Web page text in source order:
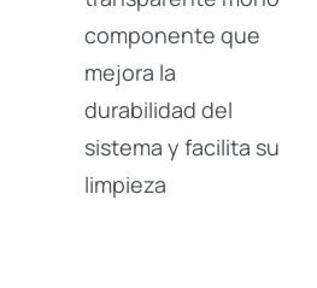
componente que
mejora la
durabilidad del
sistema y facilita su
limpieza